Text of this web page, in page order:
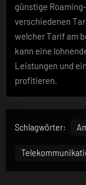
günstige
verschiedenen
welcher Tarif am
kann eine
Leistungen und
profitieren.
Schlagwörter: